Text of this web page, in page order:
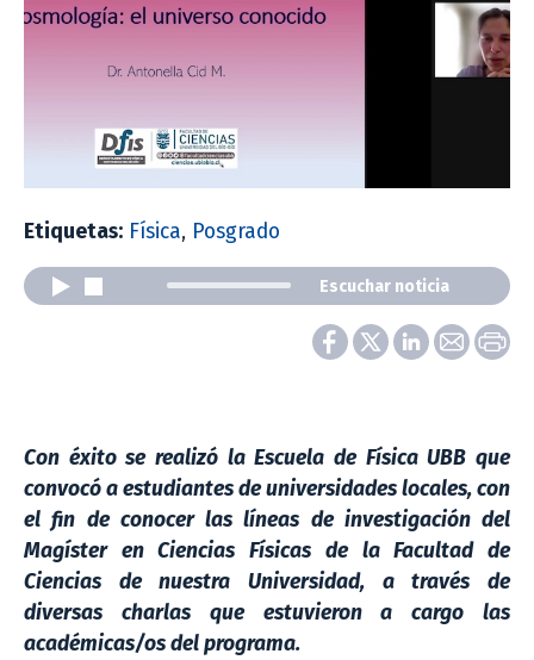
Etiquetas: Física, Posgrado
Escuchar noticia
Con éxito se realizó la Escuela de Física UBB que
convocó a estudiantes de universidades locales, con
el fin de conocer las líneas de investigación del
Magíster en Ciencias Físicas de la Facultad de
Ciencias de nuestra Universidad, a través de
diversas charlas que estuvieron a cargo las
académicas/os del programa.